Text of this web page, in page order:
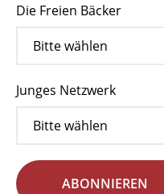
Die Freien Bäcker
Junges Netzwerk
ABONNIEREN